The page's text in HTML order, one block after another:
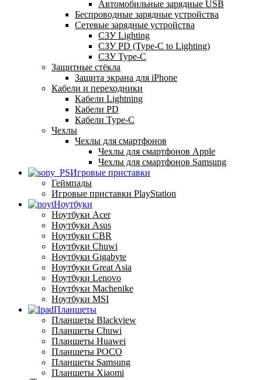
Автомобильные зарядные USB
Беспроводные зарядные устройства
Сетевые зарядные устройства
СЗУ Lighting
СЗУ PD (Type-C to Lighting)
СЗУ Type-C
Защитные стёкла
Защита экрана для iPhone
Кабели и переходники
Кабели Lightning
Кабели PD
Кабели Type-C
Чехлы
Чехлы для смартфонов
Чехлы для смартфонов Apple
Чехлы для смартфонов Samsung
Игровые приставки
Геймпады
Игровые приставки PlayStation
Ноутбуки
Ноутбуки Acer
Ноутбуки Asus
Ноутбуки CBR
Ноутбуки Chuwi
Ноутбуки Gigabyte
Ноутбуки Great Asia
Ноутбуки Lenovo
Ноутбуки Machenike
Ноутбуки MSI
Планшеты
Планшеты Blackview
Планшеты Chuwi
Планшеты Huawei
Планшеты POCO
Планшеты Samsung
Планшеты Xiaomi